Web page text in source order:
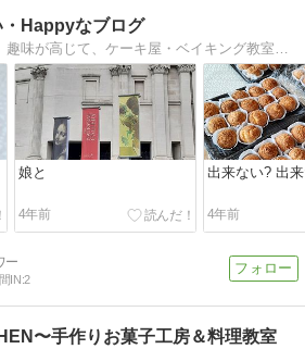
Happyなブログ
娘と
4年前
出来ない? 出
4年前
IN:2
〜手作りお菓子工房＆料理教室